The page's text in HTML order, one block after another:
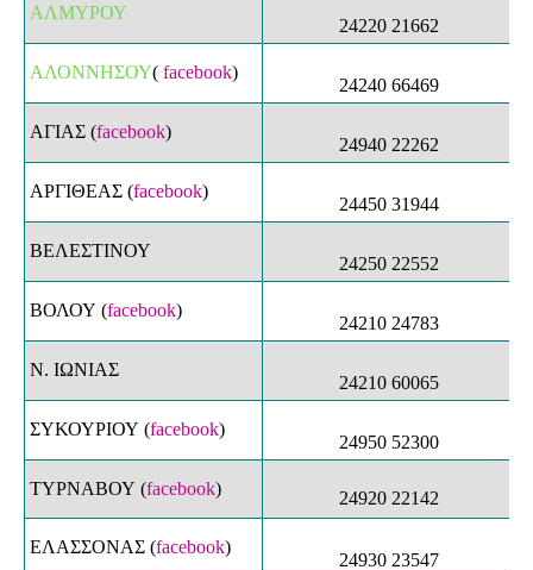
ΑΛΜΥΡΟΥ
24220 21662
ΑΛΟΝΝΗΣΟΥ( facebook)
24240 66469
ΑΓΙΑΣ (facebook)
24940 22262
ΑΡΓΙΘΕΑΣ (facebook)
24450 31944
ΒΕΛΕΣΤΙΝΟΥ
24250 22552
ΒΟΛΟΥ (facebook)
24210 24783
Ν. ΙΩΝΙΑΣ
24210 60065
ΣΥΚΟΥΡΙΟΥ (facebook)
24950 52300
ΤΥΡΝΑΒΟΥ (facebook) 24920 22142
ΕΛΑΣΣΟΝΑΣ (facebook)
24930 23547